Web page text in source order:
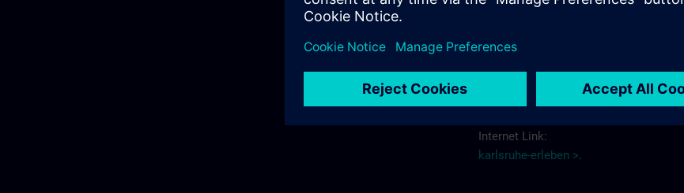
76137 Karlsruhe
Schlosshotel >
Weitere Informationen über Hotels und
Internet Link:
karlsruhe-erleben >.